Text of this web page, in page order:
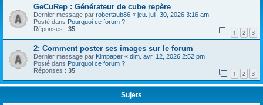
r
GeCuRep : Générateur de cube repère
Dernier message par robertaub86 « jeu. juil. 30, 2026 3:16 am
Posté dans Pourquoi ce forum ?
Réponses : 35 1 2 3
2: Comment poster ses images sur le forum
Dernier message par Kimpaper « dim. avr. 12, 2026 2:52 pm
Posté dans Pourquoi ce forum ?
Réponses : 35 1 2 3
Sujets